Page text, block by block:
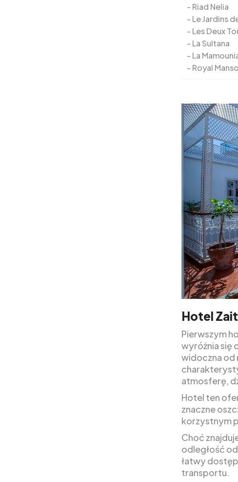
Riad Nelia
Le Jardins
Les Deux
La Sultana
La
Royal
Hotel
Pierwszym
wyróżnia się
widoczna od
atmosferę,
Hotel ten
znaczne
korzystnym
Choć
odległość
łatwy
transportu.